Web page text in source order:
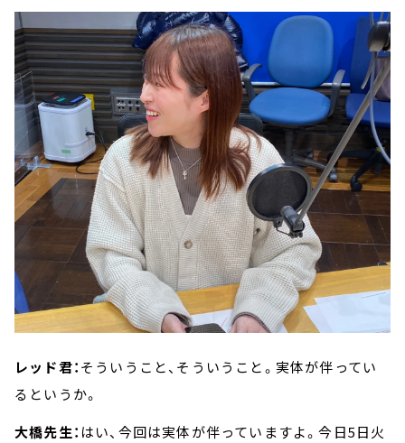
レッド君：そういうこと、そういうこと。実体が伴ってい
るというか。
大橋先生： はい、今回は実体が伴っていますよ。今日5日火